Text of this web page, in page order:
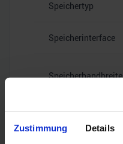
Zustimmung Details
Speichertyp
Speicherinterface
Speicherbandbreite